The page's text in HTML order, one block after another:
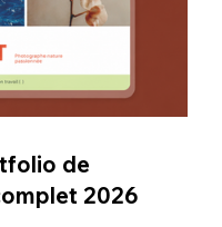
de
2026